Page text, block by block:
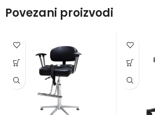
Povezani proizvodi